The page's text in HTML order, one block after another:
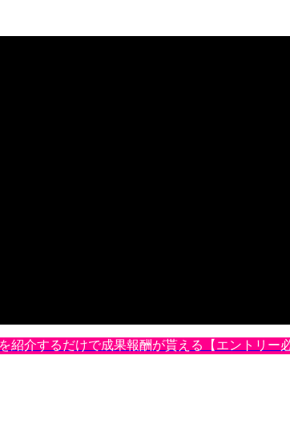
紹介するだけで成果報酬が貰える【エントリ